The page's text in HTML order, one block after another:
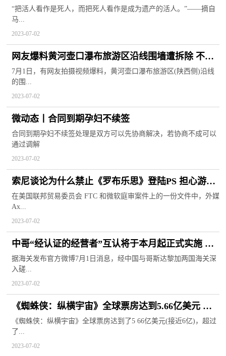
马克思引用维柯一段话的笺注
“把活人看作是死人，而把死人看作是成为遗产的活人。”——摘自
马...
2023-07-02
网友爆料黄河壶口瀑布旅游区沿线围墙遭拆除 不少
网友拍手称号
7月1日，有网友拍摄视频爆料，黄河壶口瀑布旅游区(陕西侧)沿线
的围...
2023-07-02
微动态丨合同到期孕妇不续签
合同到期孕妇不续签处理是双方可以先协商解决，若协商不成可以
通过调解
2023-07-02
索尼谈论为什么禁止《罗布乐思》登陆PS 担心游戏
内引诱儿童无节制消费
在美国联邦贸易委员会 FTC 和微软庭审案件上的一份文件中，外媒
Ax...
2023-07-02
中哥“经认证的经营者”互认将于本月起正式实施 双
边贸易保持快速增长
据海关发布官方微博7月1日消息，经中国与哥斯达黎加两国海关深
入磋...
2023-07-02
《蜘蛛侠：纵横宇宙》全球票房达到5.66亿美元 成
功赶超《蓝精灵》
《蜘蛛侠：纵横宇宙》全球票房达到了5 66亿美元(接近6亿)，超过
了...
2023-07-02